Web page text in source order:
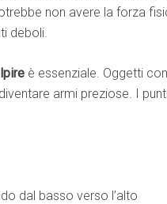
non avere la forza
deboli.
è essenziale. Oggetti
armi preziose. I
dal basso verso l’alto